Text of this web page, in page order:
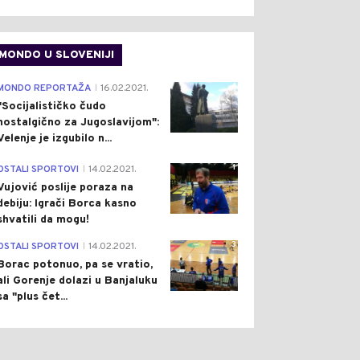
MONDO U SLOVENIJI
4
REPORTAŽA 16.02.2021.
čudo
za Jugoslavijom":
je izgubilo n...
1
SPORTOVI 14.02.2021.
poslije poraza na
Igrači Borca kasno
da mogu!
3
SPORTOVI 14.02.2021.
potonuo, pa se vratio,
Gorenje dolazi u Banjaluku
"plus čet...